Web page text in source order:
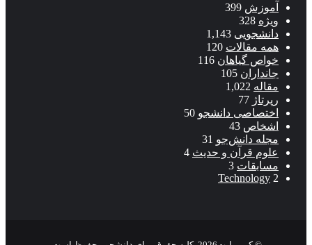
آموزش 399
ویژه 328
دانشجویی 1,143
همه مقالات 120
خواص گیاهان 116
جانداران 105
مقاله 1,022
رپرتاژ 77
اختصاصی دانشجو 50
اشخاص 43
مجله دانش‌جو 31
علوم قرآن و حدیث 4
مسابقات 3
Technology 2